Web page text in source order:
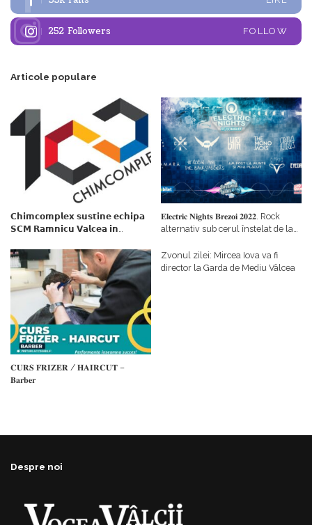
252 Followers FOLLOW
Articole populare
𝗖𝗵𝗶𝗺𝗰𝗼𝗺𝗽𝗹𝗲𝘅 𝘀𝘂𝘀𝘁𝗶𝗻𝗲 𝗲𝗰𝗵𝗶𝗽𝗮
𝗦𝗖𝗠 𝗥𝗮𝗺𝗻𝗶𝗰𝘂 𝗩𝗮𝗹𝗰𝗲𝗮 𝗶𝗻
𝗳𝗶𝗻𝗮𝗻𝘁𝗮𝘁𝗼𝗿
𝐄𝐥𝐞𝐜𝐭𝐫𝐢𝐜 𝐍𝐢𝐠𝐡𝐭𝐬 𝐁𝐫𝐞𝐳𝐨𝐢 𝟐𝟎𝟐𝟐. Rock
alternativ sub cerul înstelat de la
𝐂𝐔𝐑𝐒 𝐅𝐑𝐈𝐙𝐄𝐑 / 𝐇𝐀𝐈𝐑𝐂𝐔𝐓 –
𝐁𝐚𝐫𝐛𝐞𝐫
Zvonul zilei: Mircea Iova va fi
director la Garda de Mediu Vâlcea
Despre noi